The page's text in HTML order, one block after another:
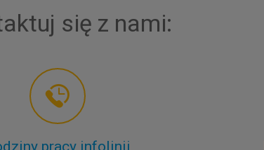
się z nami: